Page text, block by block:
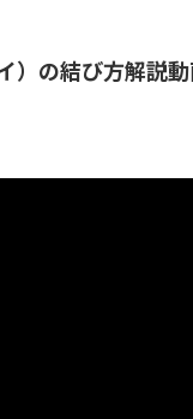
）の結び方解説